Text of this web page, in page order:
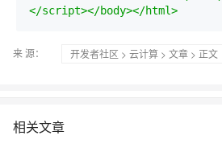
</script></body></html>
来 源： 开发者社区 > 云计算 > 文章 > 正文
相关文章